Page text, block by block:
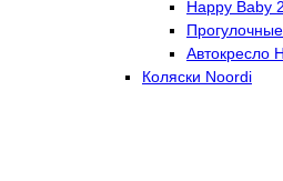
Happy Baby
Автокресло
Коляски Noordi